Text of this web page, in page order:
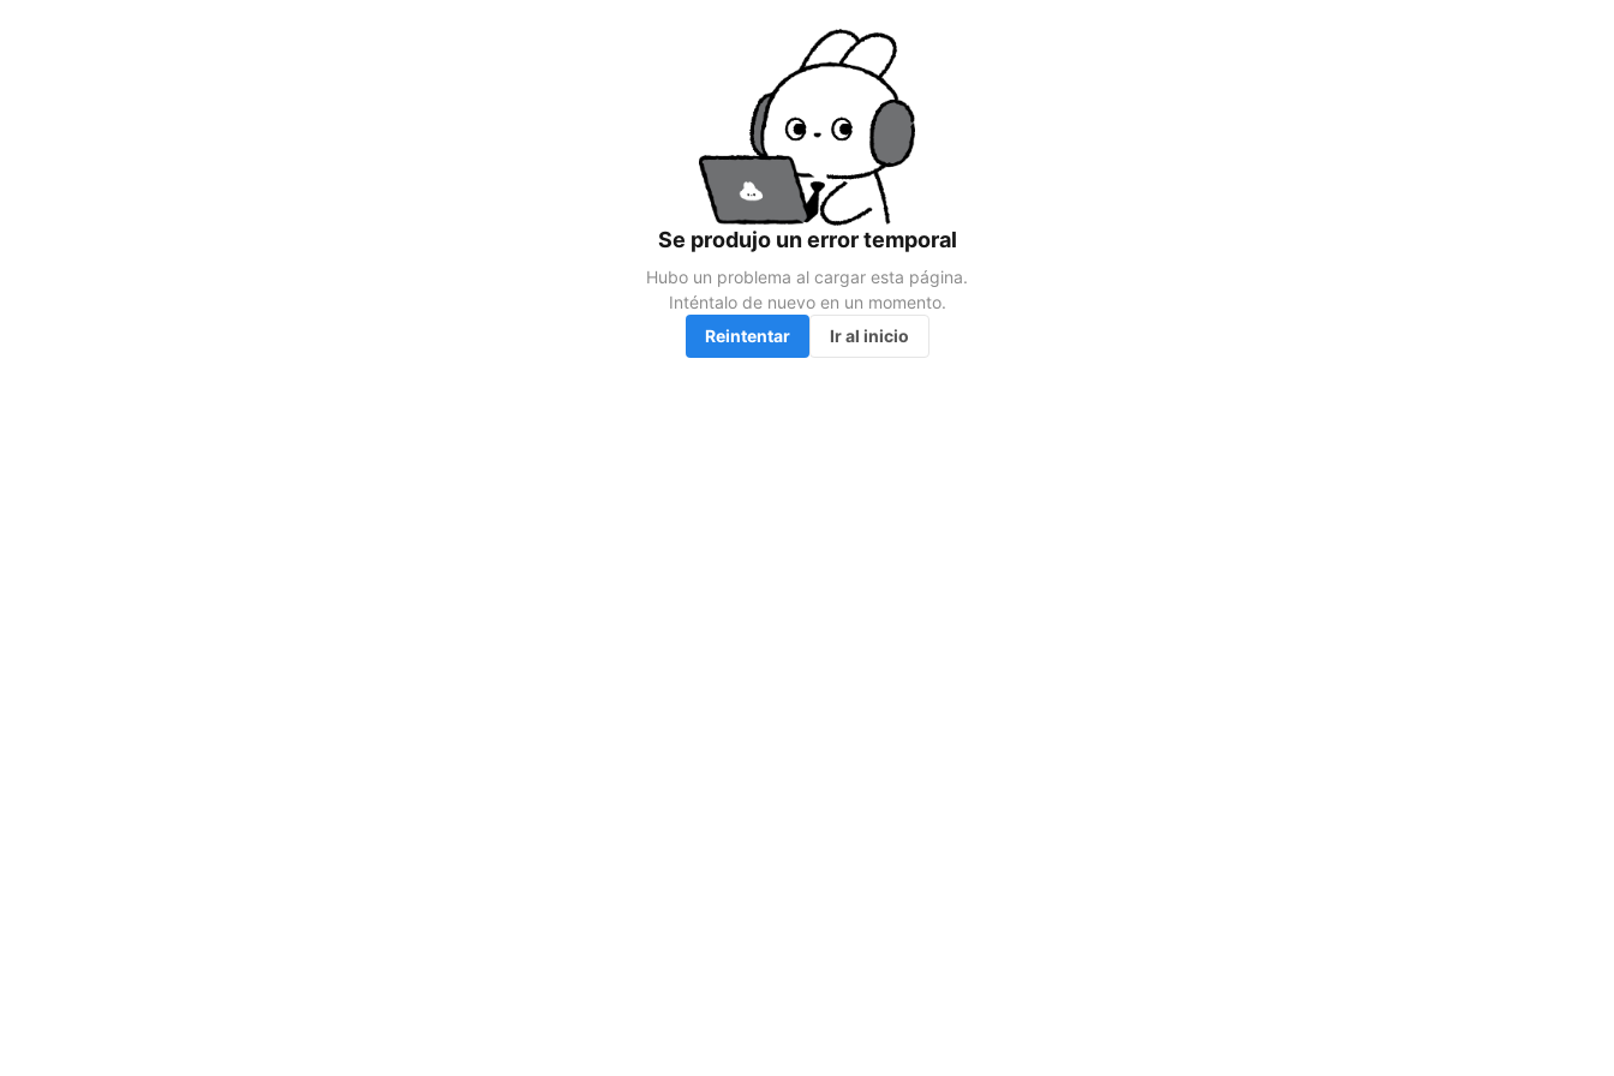
Se produjo un error temporal
Hubo un problema al cargar esta página.
Inténtalo de nuevo en un momento.
Reintentar
Ir al inicio